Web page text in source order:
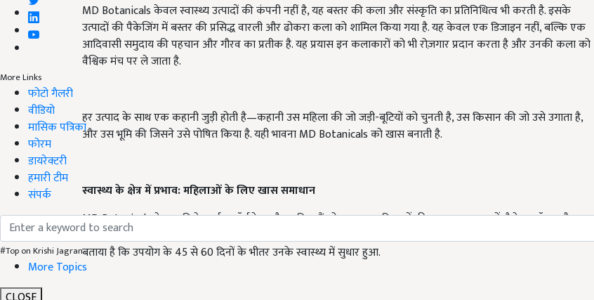
More Links
फोटो गैलरी
वीडियो
मासिक पत्रिका
फोरम
डायरेक्टरी
हमारी टीम
संपर्क
#Top on Krishi Jagran
More Topics
MD Botanicals केवल स्वास्थ्य उत्पादों की कंपनी नहीं है, यह बस्तर की कला और संस्कृति का प्रतिनिधित्व भी करती है. इसके
उत्पादों की पैकेजिंग में बस्तर की प्रसिद्ध वारली और ढोकरा कला को शामिल किया गया है. यह केवल एक डिजाइन नहीं, बल्कि एक
आदिवासी समुदाय की पहचान और गौरव का प्रतीक है. यह प्रयास इन कलाकारों को भी रोज़गार प्रदान करता है और उनकी कला को
वैश्विक मंच पर ले जाता है.
हर उत्पाद के साथ एक कहानी जुड़ी होती है—कहानी उस महिला की जो जड़ी-बूटियों को चुनती है, उस किसान की जो उसे उगाता है,
और उस भूमि की जिसने उसे पोषित किया है. यही भावना MD Botanicals को खास बनाती है.
स्वास्थ्य के क्षेत्र में प्रभाव: महिलाओं के लिए खास समाधान
MD Botanicals ने कुछ विशेष हर्बल फॉर्मूलेशन तैयार किए हैं जो खासकर महिलाओं की स्वास्थ्य समस्याओं जैसे थायरॉइड और
PCOS (पॉलीसिस्टिक ओवरी सिंड्रोम) में फायदेमंद हैं. इन उत्पादों को लेकर हजारों महिलाओं ने सकारात्मक प्रतिक्रिया दी है और
बताया है कि उपयोग के 45 से 60 दिनों के भीतर उनके स्वास्थ्य में सुधार हुआ.